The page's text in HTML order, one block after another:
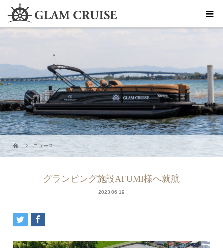
ニュース
グランピング施設AFUMI様へ就航
2023.06.19